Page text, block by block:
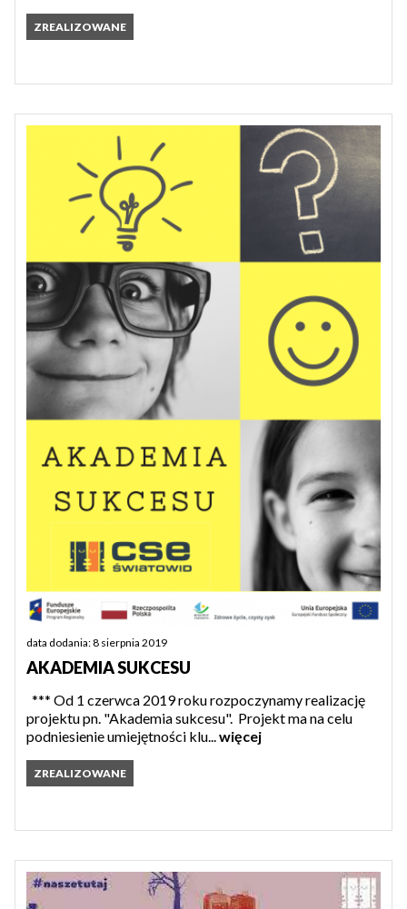
ZREALIZOWANE
data dodania: 8 sierpnia 2019
AKADEMIA SUKCESU
*** Od 1 czerwca 2019 roku rozpoczynamy realizację
projektu pn. "Akademia sukcesu". Projekt ma na celu
podniesienie umiejętności klu... więcej
ZREALIZOWANE